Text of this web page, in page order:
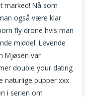
marked! Nå som
også være klar
fly drone hvis man
middel. Levende
Mjøsen var
double your dating
naturlige pupper xxx
i serien om